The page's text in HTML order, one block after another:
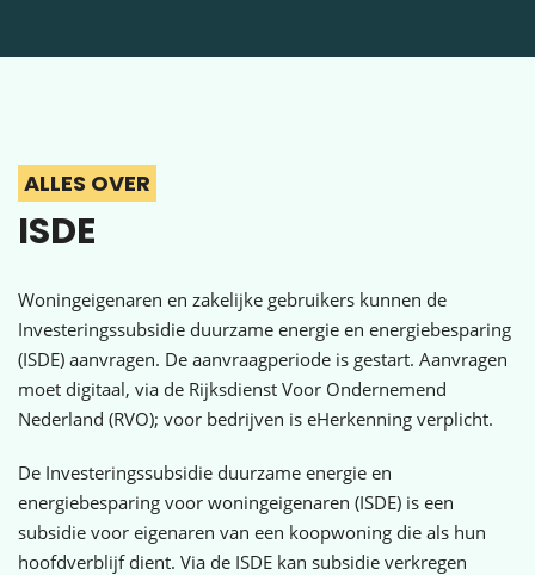
ALLES OVER
ISDE
Woningeigenaren en zakelijke gebruikers kunnen de
Investeringssubsidie duurzame energie en energiebesparing
(ISDE) aanvragen. De aanvraagperiode is gestart. Aanvragen
moet digitaal, via de Rijksdienst Voor Ondernemend
Nederland (RVO); voor bedrijven is eHerkenning verplicht.
De Investeringssubsidie duurzame energie en
energiebesparing voor woningeigenaren (ISDE) is een
subsidie voor eigenaren van een koopwoning die als hun
hoofdverblijf dient. Via de ISDE kan subsidie verkregen